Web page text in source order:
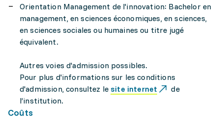
Orientation Management de l'innovation: Bachelor en
management, en sciences économiques, en sciences,
en sciences sociales ou humaines ou titre jugé
équivalent.
Autres voies d'admission possibles.
Pour plus d'informations sur les conditions
d'admission, consultez le site internet
de
l’institution.
Coûts